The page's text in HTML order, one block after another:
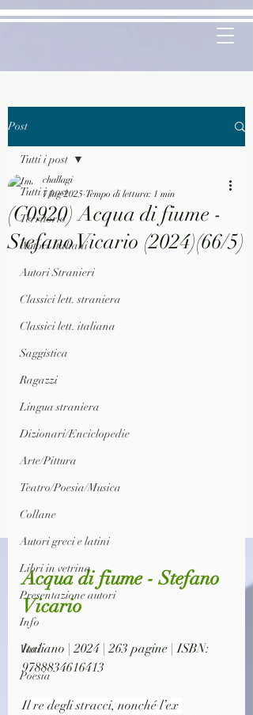
Post
Tutti i post
Territorio
Autori Italiani
Autori Stranieri
Classici lett. straniera
Classici lett. italiana
Saggistica
Ragazzi
Lingua straniera
Dizionari/Enciclopedie
Arte/Pittura
Teatro/Poesia/Musica
Collane
Autori greci e latini
Libri in vetrina
Presentazione autori
Info
Vari
Poesia
Tutti i post
(C0920) Acqua di fiume -
Stefano Vicario (2024)(66/5)
challagi
7 lug 2025 Tempo di lettura: 1 min
Acqua di fiume - Stefano
Vicario
Italiano | 2024 | 263 pagine | ISBN:
9788834616413
Il re degli stracci, nonché l’ex